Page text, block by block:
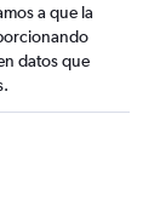
a que la
datos que